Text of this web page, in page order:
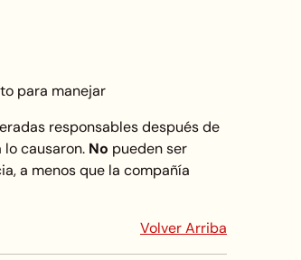
para manejar
responsables después de
causaron. No pueden ser
a menos que la compañía
Volver Arriba